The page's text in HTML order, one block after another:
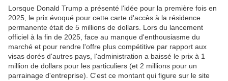
Lorsque Donald Trump a présenté l'idée pour la première fois en
2025, le prix évoqué pour cette carte d'accès à la résidence
permanente était de 5 millions de dollars. Lors du lancement
officiel à la fin de 2025, face au manque d'enthousiasme du
marché et pour rendre l'offre plus compétitive par rapport aux
visas dorés d'autres pays, l'administration a baissé le prix à 1
million de dollars pour les particuliers (et 2 millions pour un
parrainage d'entreprise). C'est ce montant qui figure sur le site